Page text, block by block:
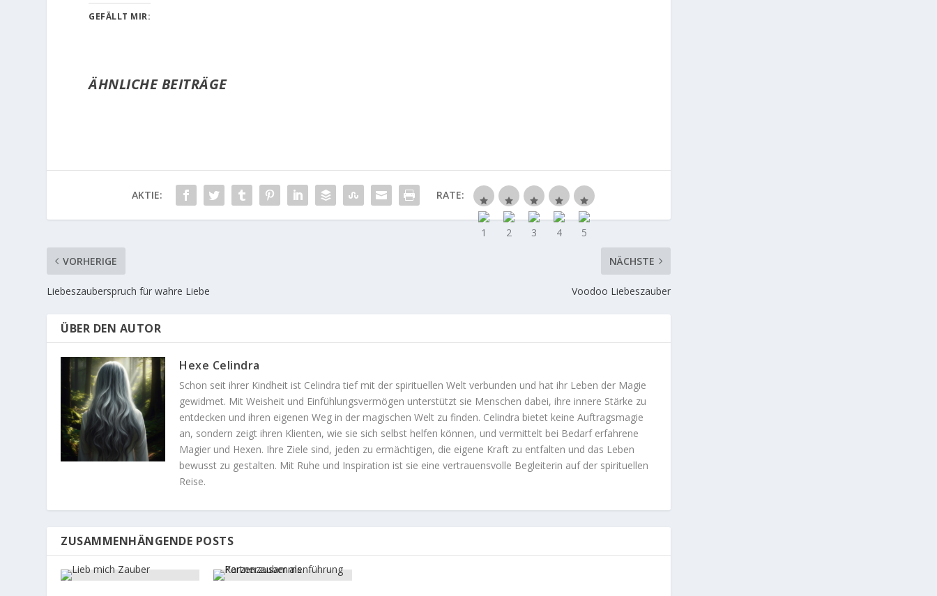
GEFÄLLT MIR:
ÄHNLICHE BEITRÄGE
AKTIE: RATE:
VORHERIGE
Liebeszauberspruch für wahre Liebe
NÄCHSTE
Voodoo Liebeszauber
ÜBER DEN AUTOR
Hexe Celindra
Schon seit ihrer Kindheit ist Celindra tief mit der spirituellen Welt verbunden und hat ihr Leben der Magie
gewidmet. Mit Weisheit und Einfühlungsvermögen unterstützt sie Menschen dabei, ihre innere Stärke zu
entdecken und ihren eigenen Weg in der magischen Welt zu finden. Celindra bietet keine Auftragsmagie
an, sondern zeigt ihren Klienten, wie sie sich selbst helfen können, und vermittelt bei Bedarf erfahrene
Magier und Hexen. Ihre Ziele sind, jeden zu ermächtigen, die eigene Kraft zu entfalten und das Leben
bewusst zu gestalten. Mit Ruhe und Inspiration ist sie eine vertrauensvolle Begleiterin auf der spirituellen
Reise.
ZUSAMMENHÄNGENDE POSTS